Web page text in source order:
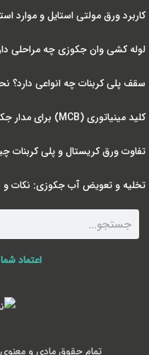
کاربرد ورق مولتی استایل و موارد
لوله کشی وان جکوزی چه مراحلی
سقف پلی کربنات چه انواعی
کلید مینیاتوری (MCB) برای مدار جکوزی چه کاربردی دارد؟
تفاوت ورق کریستال و پلی کربنات
تخلیه و تعویض آب جکوزی: نکات و
اعتماد
تمام حقوق مادی و